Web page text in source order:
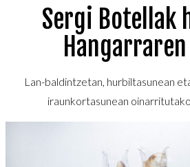
Sergi Botellak
Lan-baldintzetan, hurbiltasunean
iraunkortasunean